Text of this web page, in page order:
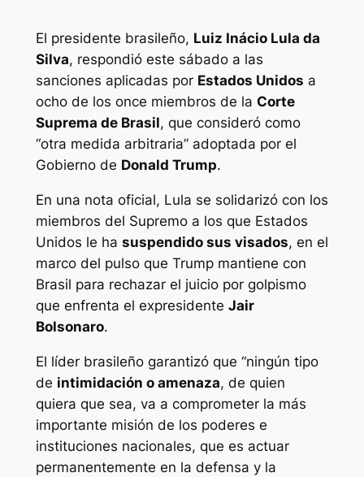
El presidente brasileño, Luiz Inácio Lula da
Silva, respondió este sábado a las
sanciones aplicadas por Estados Unidos a
ocho de los once miembros de la Corte
Suprema de Brasil, que consideró como
“otra medida arbitraria” adoptada por el
Gobierno de Donald Trump.
En una nota oficial, Lula se solidarizó con los
miembros del Supremo a los que Estados
Unidos le ha suspendido sus visados, en el
marco del pulso que Trump mantiene con
Brasil para rechazar el juicio por golpismo
que enfrenta el expresidente Jair
Bolsonaro.
El líder brasileño garantizó que “ningún tipo
de intimidación o amenaza, de quien
quiera que sea, va a comprometer la más
importante misión de los poderes e
instituciones nacionales, que es actuar
permanentemente en la defensa y la